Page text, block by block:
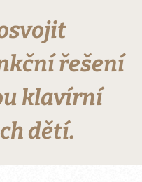
řešení
klavírní
dětí.